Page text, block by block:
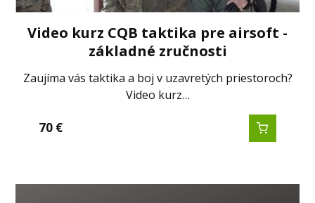
Video kurz CQB taktika pre airsoft -
základné zručnosti
Zaujíma vás taktika a boj v uzavretých priestoroch?
Video kurz…
70€